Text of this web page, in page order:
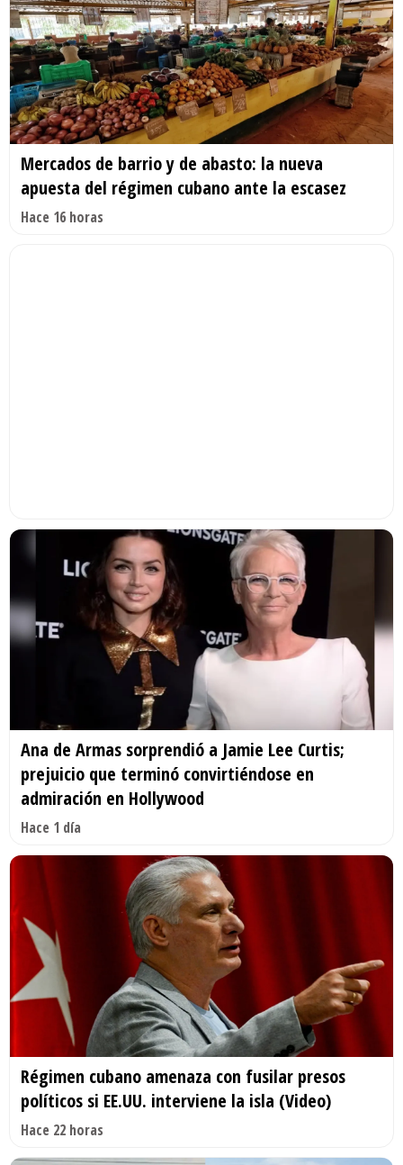
Mercados de barrio y de abasto: la nueva
apuesta del régimen cubano ante la escasez
Hace 16 horas
Ana de Armas sorprendió a Jamie Lee Curtis;
prejuicio que terminó convirtiéndose en
admiración en Hollywood
Hace 1 día
Régimen cubano amenaza con fusilar presos
políticos si EE.UU. interviene la isla (Video)
Hace 22 horas